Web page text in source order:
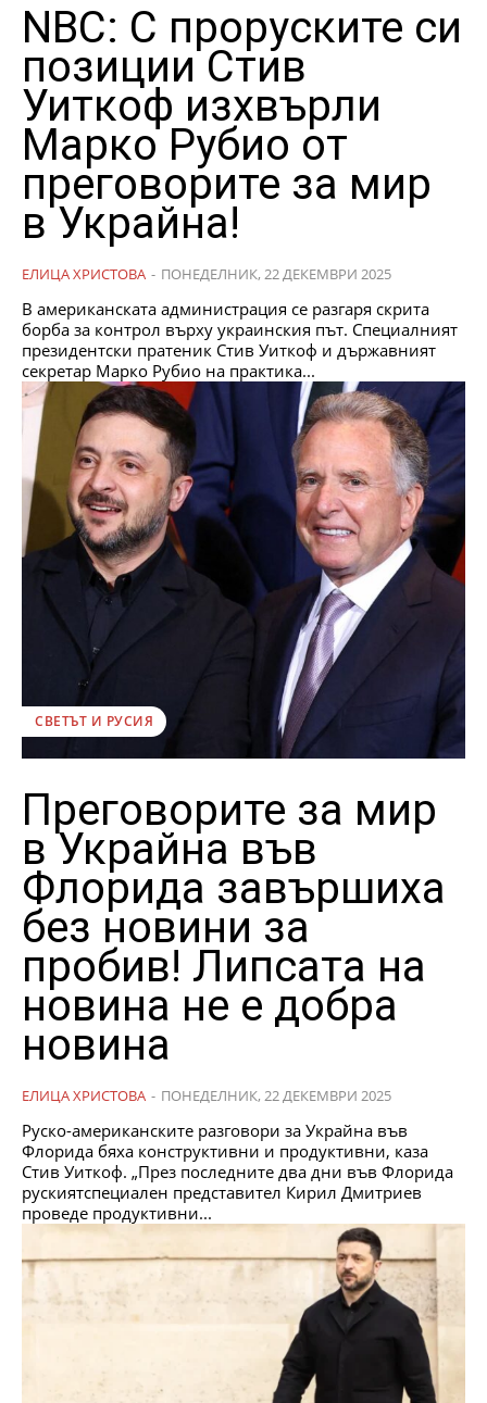
NBC: С проруските си
позиции Стив
Уиткоф изхвърли
Марко Рубио от
преговорите за мир
в Украйна!
ЕЛИЦА ХРИСТОВА - ПОНЕДЕЛНИК, 22 ДЕКЕМВРИ 2025
В американската администрация се разгаря скрита
борба за контрол върху украинския път. Специалният
президентски пратеник Стив Уиткоф и държавният
секретар Марко Рубио на практика...
СВЕТЪТ И РУСИЯ
Преговорите за мир
в Украйна във
Флорида завършиха
без новини за
пробив! Липсата на
новина не е добра
новина
ЕЛИЦА ХРИСТОВА - ПОНЕДЕЛНИК, 22 ДЕКЕМВРИ 2025
Руско-американските разговори за Украйна във
Флорида бяха конструктивни и продуктивни, каза
Стив Уиткоф. „През последните два дни във Флорида
рускиятспециален представител Кирил Дмитриев
проведе продуктивни...